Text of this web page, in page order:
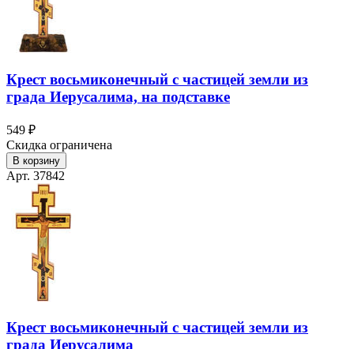
Крест восьмиконечный с частицей земли из
града Иерусалима, на подставке
549 ₽
Скидка ограничена
В корзину
Арт. 37842
Крест восьмиконечный с частицей земли из
града Иерусалима